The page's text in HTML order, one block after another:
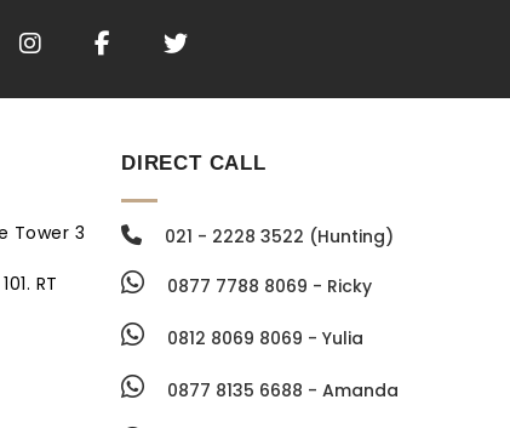
Tower 3
RT
DIRECT CALL
021 - 2228 3522 (Hunting)
0877 7788 8069 - Ricky
0812 8069 8069 - Yulia
0877 8135 6688 - Amanda